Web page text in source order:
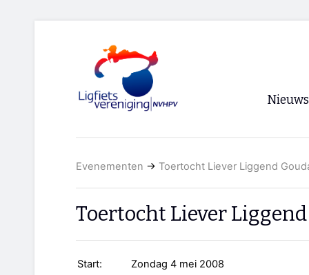
Nieuws
Evenementen → Toertocht Liever Liggend
Toertocht Liever
Start:
Zondag 4 mei 2008